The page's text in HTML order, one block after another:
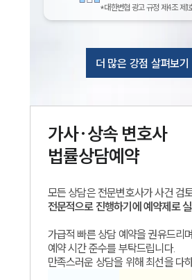
*대한변협 광고 규정 제4조 제1
더 많은 강점 살펴보기
가사·상속변호사
법률상담예약
모든 상담은 전문변호사가 사건 검
전문적으로 진행하기에 예약제로
가급적 빠른 상담 예약을 권유드리
예약 시간 준수를 부탁드립니다.
만족스러운 상담을 위해 최선을 다